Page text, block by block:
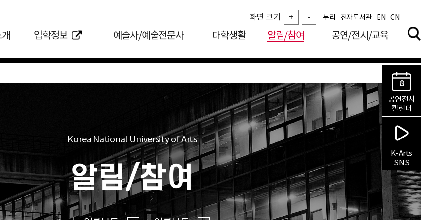
8
공연전시
캘린더
K-Arts
SNS
입학정보 예술사/예술전문사 대학생활 알림/참여 공연/전시/교육
화면 크기 + - 누리 전자도서관 EN CN
Korea National University of Arts
알림/참여